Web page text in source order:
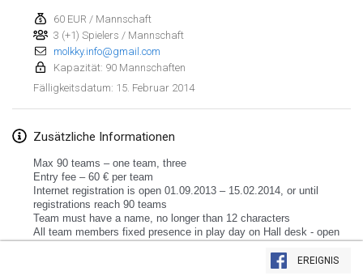
Liste anzeigen
60 EUR / Mannschaft
3 (+1) Spielers / Mannschaft
molkky.info@gmail.com
Kapazität: 90 Mannschaften
Fälligkeitsdatum: 15. Februar 2014
Zusätzliche Informationen
Max 90 teams – one team, three
Entry fee – 60 € per team
Internet registration is open 01.09.2013 – 15.02.2014, or until
registrations reach 90 teams
Team must have a name, no longer than 12 characters
All team members fixed presence in play day on Hall desk - open
from 09.30.
EREIGNIS